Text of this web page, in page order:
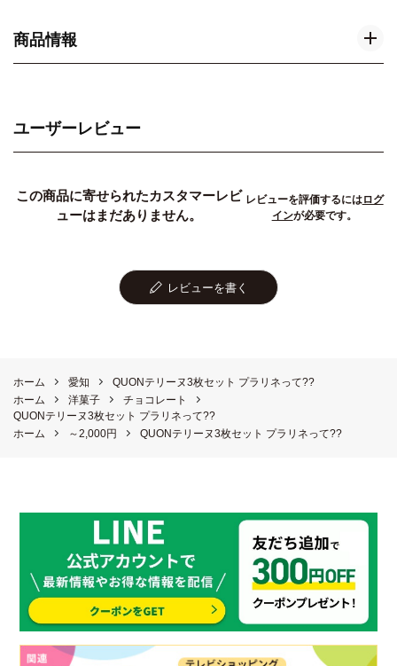
商品情報
ユーザーレビュー
この商品に寄せられたカスタマーレビ
ューはまだありません。
レビューを評価するにはログ
インが必要です。
レビューを書く
ホーム 愛知
QUONテリーヌ3枚セット プラリネって??
ホーム
洋菓子
チョコレート
QUONテリーヌ3枚セット プラリネって??
ホーム
～2,000円 QUONテリーヌ3枚セット プラリネって??